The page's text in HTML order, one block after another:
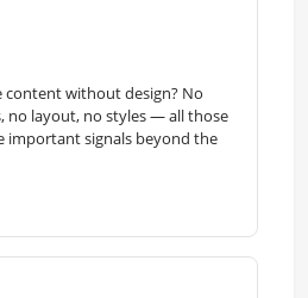
content without design? No
no layout, no styles — all those
important signals beyond the